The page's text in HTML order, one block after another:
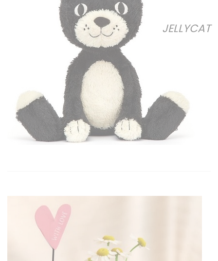
JELLYCAT